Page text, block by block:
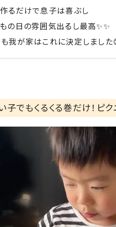
るだけで息子は喜ぶし
の日の雰囲気出るし最高✨✨
我が家はこれに決定しました
でもくるくる巻だけ！ピク